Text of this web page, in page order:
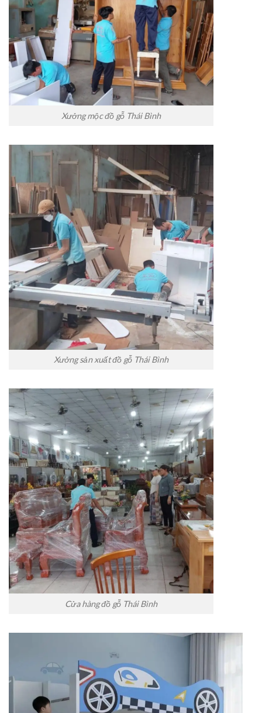
Xưởng mộc đồ gỗ Thái Bình
Xưởng sản xuất đồ gỗ Thái Bình
Cửa hàng đồ gỗ Thái Bình